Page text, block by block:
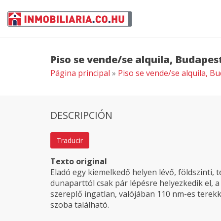
Piso se vende/se alquila,
Página principal » Piso se vende/se alquila,
DESCRIPCIÓN
Traducir
Texto original
Eladó egy kiemelkedő helyen lévő, földszinti,
dunaparttól csak pár lépésre helyezkedik el,
szereplő ingatlan, valójában 110 nm-es
szoba található.